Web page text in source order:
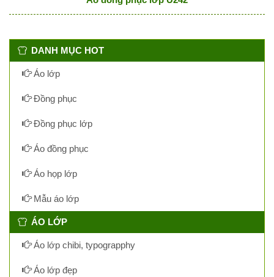
DANH MỤC HOT
Áo lớp
Đồng phục
Đồng phục lớp
Áo đồng phục
Áo họp lớp
Mẫu áo lớp
ÁO LỚP
Áo lớp chibi, typograpphy
Áo lớp đẹp